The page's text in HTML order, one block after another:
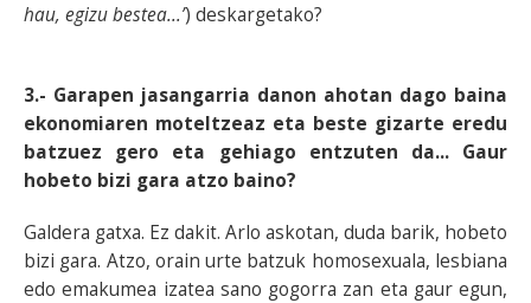
hau, egizu bestea...’) deskargetako?
3.- Garapen jasangarria danon ahotan dago baina
ekonomiaren moteltzeaz eta beste gizarte eredu
batzuez gero eta gehiago entzuten da... Gaur
hobeto bizi gara atzo baino?
Galdera gatxa. Ez dakit. Arlo askotan, duda barik, hobeto
bizi gara. Atzo, orain urte batzuk homosexuala, lesbiana
edo emakumea izatea sano gogorra zan eta gaur egun,